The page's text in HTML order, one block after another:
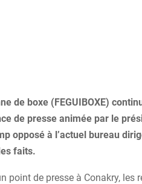
de boxe (FEGUIBOXE)
de presse animée par le
opposé à l’actuel bureau
faits.
point de presse à Conakry, les